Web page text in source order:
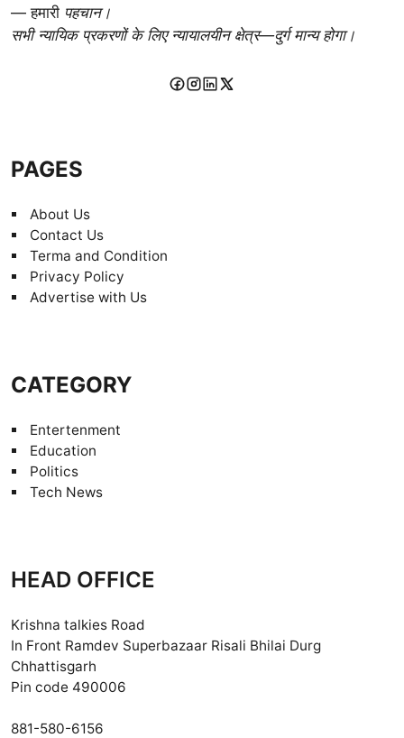
— हमारी पहचान।
सभी न्यायिक प्रकरणों के लिए न्यायालयीन क्षेत्र—दुर्ग मान्य होगा।
PAGES
About Us
Contact Us
Terma and Condition
Privacy Policy
Advertise with Us
CATEGORY
Entertenment
Education
Politics
Tech News
HEAD OFFICE
Krishna talkies Road
In Front Ramdev Superbazaar Risali Bhilai Durg
Chhattisgarh
Pin code 490006
881-580-6156